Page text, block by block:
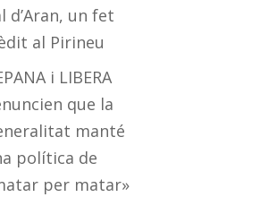
d’Aran, un fet
al Pirineu
i LIBERA
que la
manté
política de
per matar»